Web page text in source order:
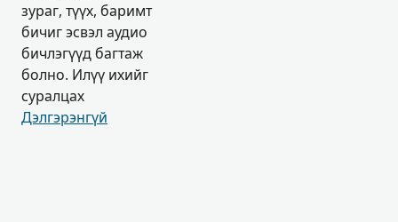
зураг, түүх, баримт
бичиг эсвэл аудио
бичлэгүүд багтаж
болно. Илүү ихийг
суралцах
Дэлгэрэнгүй